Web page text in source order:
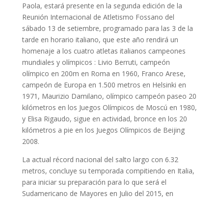
Paola, estará presente en la segunda edición de la
Reunión Internacional de Atletismo Fossano del
sábado 13 de setiembre, programado para las 3 de la
tarde en horario italiano, que este año rendirá un
homenaje a los cuatro atletas italianos campeones
mundiales y olímpicos : Livio Berruti, campeón
olímpico en 200m en Roma en 1960, Franco Arese,
campeón de Europa en 1.500 metros en Helsinki en
1971, Maurizio Damilano, olímpico campeón paseo 20
kilómetros en los Juegos Olímpicos de Moscú en 1980,
y Elisa Rigaudo, sigue en actividad, bronce en los 20
kilómetros a pie en los Juegos Olímpicos de Beijing
2008.
La actual récord nacional del salto largo con 6.32
metros, concluye su temporada compitiendo en Italia,
para iniciar su preparación para lo que será el
Sudamericano de Mayores en Julio del 2015, en